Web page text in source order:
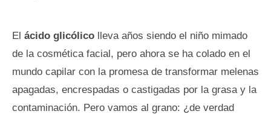
El ácido glicólico lleva años siendo el niño mimado
de la cosmética facial, pero ahora se ha colado en el
mundo capilar con la promesa de transformar melenas
apagadas, encrespadas o castigadas por la grasa y la
contaminación. Pero vamos al grano: ¿de verdad